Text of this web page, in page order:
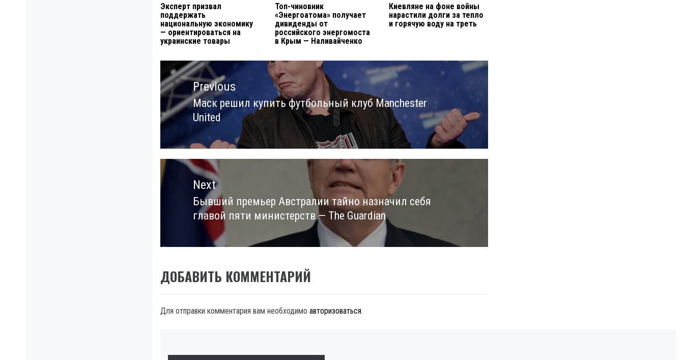
Эксперт призвал
поддержать
национальную экономику
— ориентироваться на
украинские товары
Топ-чиновник
«Энергоатома» получает
дивиденды от
российского энергомоста
в Крым — Наливайченко
Киевляне на фоне войны
нарастили долги за тепло
и горячую воду на треть
Навигация
по
записямPrevious
Previous
post:
Маск решил купить футбольный клуб Manchester
United
Next
Next
post:
Бывший премьер Австралии тайно назначил себя
главой пяти министерств — The Guardian
ДОБАВИТЬ КОММЕНТАРИЙ
Для отправки комментария вам необходимо авторизоваться.